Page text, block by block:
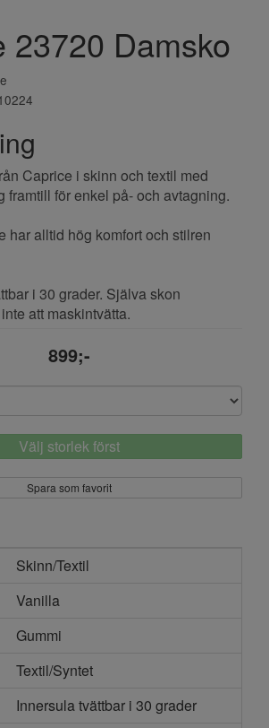
23720 Damsko
Caprice i skinn och textil med
framtill för enkel på- och avtagning.
har alltid hög komfort och stilren
i 30 grader. Själva skon
att maskintvätta.
899;-
Välj storlek först
Spara som favorit
Skinn/Textil
Vanilla
Gummi
Textil/Syntet
Innersula tvättbar i 30 grader